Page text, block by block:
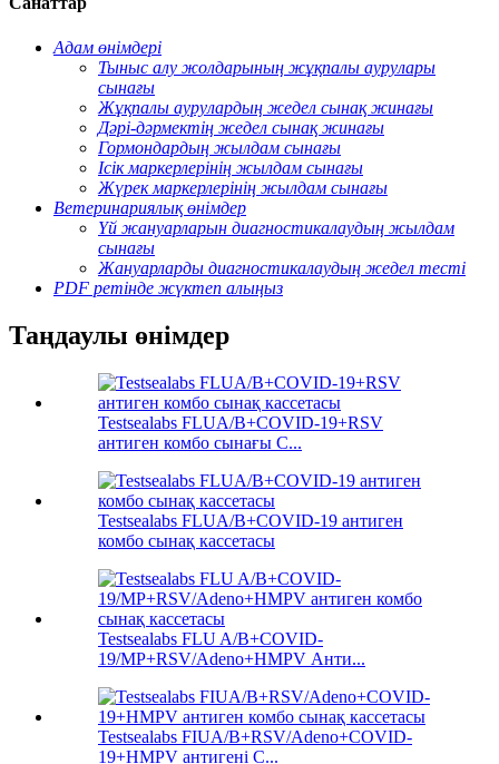
Адам өнімдері
Тыныс алу жолдарының жұқпалы аурулары
сынағы
Жұқпалы аурулардың жедел сынақ жинағы
Дәрі-дәрмектің жедел сынақ жинағы
Гормондардың жылдам сынағы
Ісік маркерлерінің жылдам сынағы
Жүрек маркерлерінің жылдам сынағы
Ветеринариялық өнімдер
Үй жануарларын диагностикалаудың жылдам
сынағы
Жануарларды диагностикалаудың жедел тесті
PDF ретінде жүктеп алыңыз
Таңдаулы өнімдер
Testsealabs FLUA/B+COVID-19+RSV
антиген комбо сынағы C...
Testsealabs FLUA/B+COVID-19 антиген
комбо сынақ кассетасы
Testsealabs FLU A/B+COVID-
19/MP+RSV/Adeno+HMPV Анти...
Testsealabs FIUA/B+RSV/Adeno+COVID-
19+HMPV антигені С...